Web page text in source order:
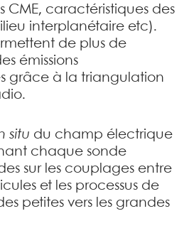
caractéristiques des
interplanétaire etc).
de plus de
émissions
grâce à la triangulation
situ du champ électrique
chaque sonde
sur les couplages entre
et les processus de
petites vers les grandes